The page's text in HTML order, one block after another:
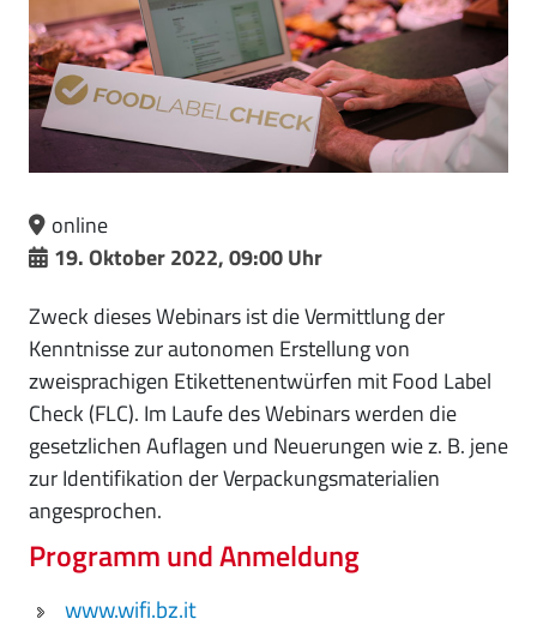
online
19. Oktober 2022, 09:00 Uhr
Zweck dieses Webinars ist die Vermittlung der
Kenntnisse zur autonomen Erstellung von
zweisprachigen Etikettenentwürfen mit Food Label
Check (FLC). Im Laufe des Webinars werden die
gesetzlichen Auflagen und Neuerungen wie z. B. jene
zur Identifikation der Verpackungsmaterialien
angesprochen.
Programm und Anmeldung
www.wifi.bz.it